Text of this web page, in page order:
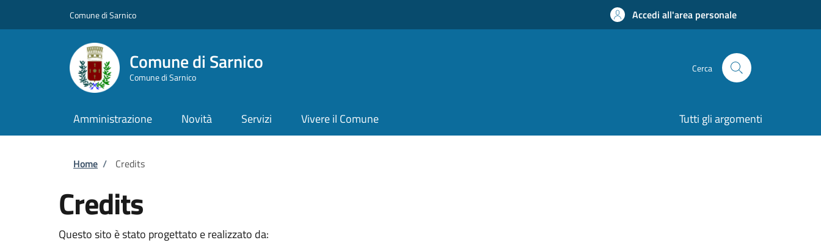
Comune di Sarnico Accedi all'area personale
Comune di Sarnico
Comune di Sarnico
Cerca
Amministrazione Novità Servizi Vivere il Comune Tutti gli argomenti
Briciole di pane
Home / Credits
Credits
Questo sito è stato progettato e realizzato da: